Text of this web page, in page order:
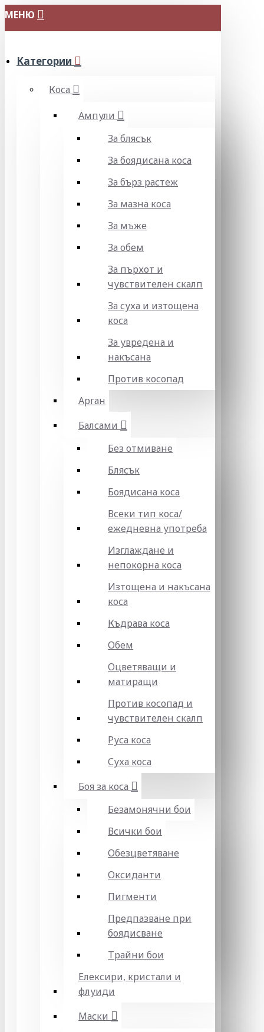
МЕНЮ
Категории
Коса
Ампули
За блясък
За боядисана коса
За бърз растеж
За мазна коса
За мъже
За обем
За пърхот и
чувствителен скалп
За суха и изтощена
коса
За увредена и
накъсана
Против косопад
Арган
Балсами
Без отмиване
Блясък
Боядисана коса
Всеки тип коса/
ежедневна употреба
Изглаждане и
непокорна коса
Изтощена и накъсана
коса
Къдрава коса
Обем
Оцветяващи и
матиращи
Против косопад и
чувствителен скалп
Руса коса
Суха коса
Боя за коса
Безамонячни бои
Всички бои
Обезцветяване
Оксиданти
Пигменти
Предпазване при
боядисване
Трайни бои
Елексири, кристали и
флуиди
Маски